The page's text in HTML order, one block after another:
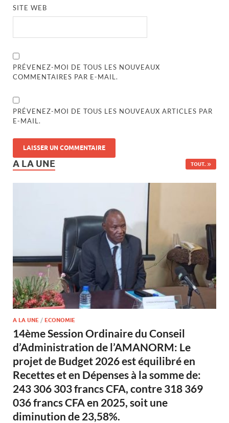
SITE WEB
PRÉVENEZ-MOI DE TOUS LES NOUVEAUX
COMMENTAIRES PAR E-MAIL.
PRÉVENEZ-MOI DE TOUS LES NOUVEAUX ARTICLES PAR
E-MAIL.
A LA UNE TOUT..
A LA UNE / ECONOMIE
14ème Session Ordinaire du Conseil
d’Administration de l’AMANORM: Le
projet de Budget 2026 est équilibré en
Recettes et en Dépenses à la somme de:
243 306 303 francs CFA, contre 318 369
036 francs CFA en 2025, soit une
diminution de 23,58%.